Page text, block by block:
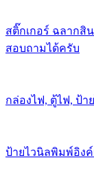
สติ๊กเกอร์ ฉลากสิ
สอบถามได้ครับ
กล่องไฟ, ตู้ไฟ, ป้า
ป้ายไวนิลพิมพ์อิง